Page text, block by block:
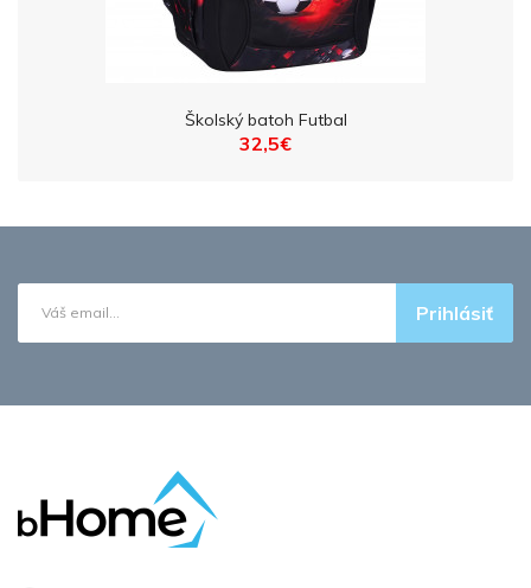
Školský batoh Futbal
32,5€
Prihlásiť